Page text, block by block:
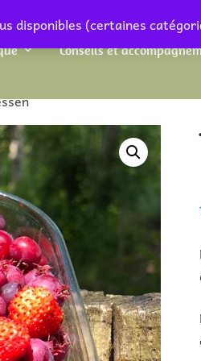
disponibles (certaines
Conseils et